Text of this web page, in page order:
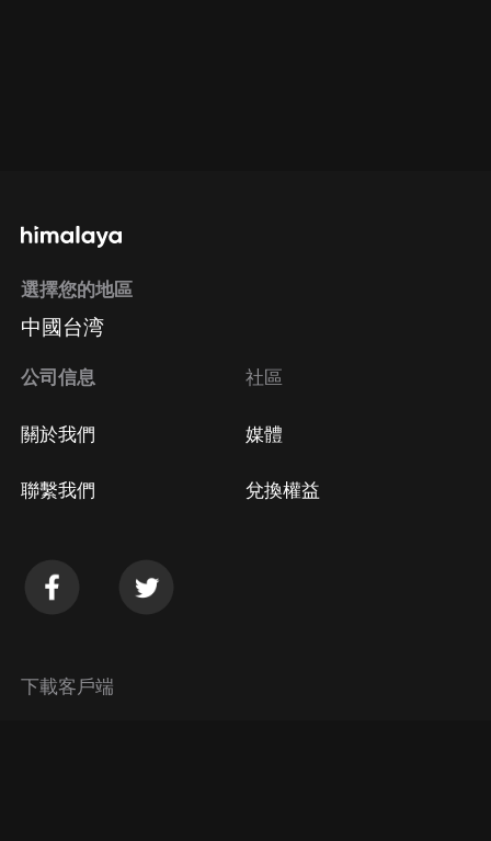
選擇您的地區
中國台湾
公司信息
關於我們
聯繫我們
社區
媒體
兌換權益
下載客戶端